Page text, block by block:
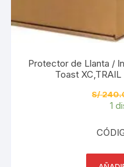
Protector de Llanta /
Toast
S/
1